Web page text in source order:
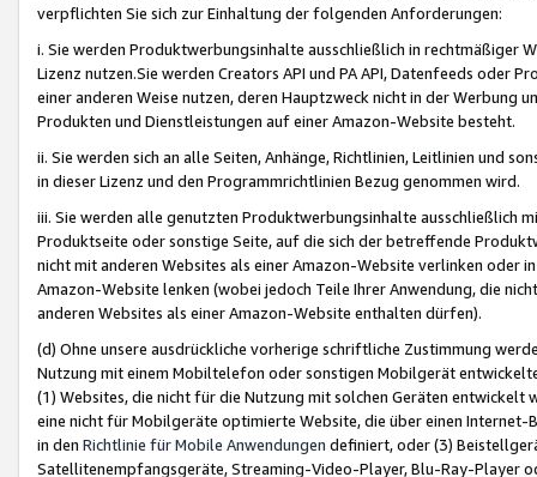
verpflichten Sie sich zur Einhaltung der folgenden Anforderungen:
i. Sie werden Produktwerbungsinhalte ausschließlich in rechtmäßiger
Lizenz nutzen.Sie werden Creators API und PA API, Datenfeeds oder
einer anderen Weise nutzen, deren Hauptzweck nicht in der Werbung
Produkten und Dienstleistungen auf einer Amazon-Website besteht.
ii. Sie werden sich an alle Seiten, Anhänge, Richtlinien, Leitlinien und
in dieser Lizenz und den Programmrichtlinien Bezug genommen wird.
iii. Sie werden alle genutzten Produktwerbungsinhalte ausschließlich
Produktseite oder sonstige Seite, auf die sich der betreffende
nicht mit anderen Websites als einer Amazon-Website verlinken oder
Amazon-Website lenken (wobei jedoch Teile Ihrer Anwendung, die
anderen Websites als einer Amazon-Website enthalten dürfen).
(d) Ohne unsere ausdrückliche vorherige schriftliche Zustimmung
Nutzung mit einem Mobiltelefon oder sonstigen Mobilgerät
(1) Websites, die nicht für die Nutzung mit solchen Geräten
eine nicht für Mobilgeräte optimierte Website, die über einen
in den Richtlinie für Mobile Anwendungen definiert, oder (3)
Satellitenempfangsgeräte, Streaming-Video-Player, Blu-Ray-Player